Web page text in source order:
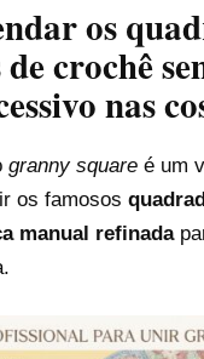
os
crochê
nas
granny square é um
os famosos
manual refinada